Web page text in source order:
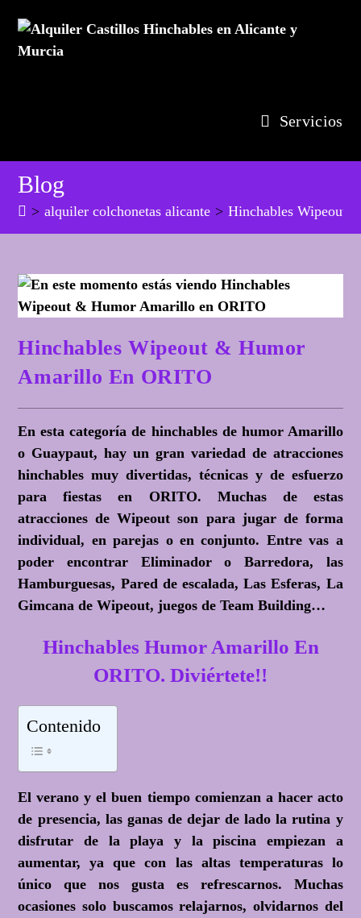
Servicios
Blog
> alquiler colchonetas alicante > Hinchables Wipeout
Hinchables Wipeout & Humor
Amarillo En ORITO
En esta categoría de hinchables de humor Amarillo
o Guaypaut, hay un gran variedad de atracciones
hinchables muy divertidas, técnicas y de esfuerzo
para fiestas en ORITO. Muchas de estas
atracciones de Wipeout son para jugar de forma
individual, en parejas o en conjunto. Entre vas a
poder encontrar Eliminador o Barredora, las
Hamburguesas, Pared de escalada, Las Esferas, La
Gimcana de Wipeout, juegos de Team Building…
Hinchables Humor Amarillo En
ORITO. Diviértete!!
Contenido
El verano y el buen tiempo comienzan a hacer acto
de presencia, las ganas de dejar de lado la rutina y
disfrutar de la playa y la piscina empiezan a
aumentar, ya que con las altas temperaturas lo
único que nos gusta es refrescarnos. Muchas
ocasiones solo buscamos relajarnos, olvidarnos del